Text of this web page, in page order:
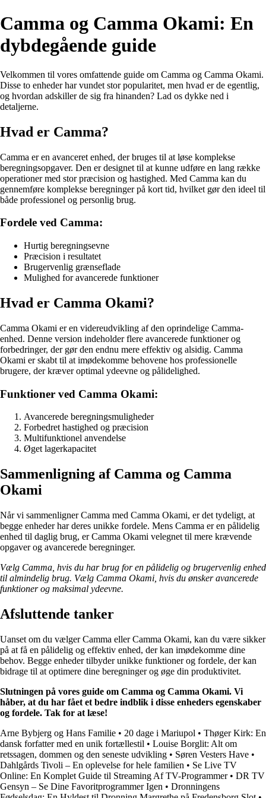
Camma og Camma Okami: En
dybdegående guide
Velkommen til vores omfattende guide om Camma og Camma Okami.
Disse to enheder har vundet stor popularitet, men hvad er de egentlig,
og hvordan adskiller de sig fra hinanden? Lad os dykke ned i
detaljerne.
Hvad er Camma?
Camma er en avanceret enhed, der bruges til at løse komplekse
beregningsopgaver. Den er designet til at kunne udføre en lang række
operationer med stor præcision og hastighed. Med Camma kan du
gennemføre komplekse beregninger på kort tid, hvilket gør den ideel til
både professionel og personlig brug.
Fordele ved Camma:
Hurtig beregningsevne
Præcision i resultatet
Brugervenlig grænseflade
Mulighed for avancerede funktioner
Hvad er Camma Okami?
Camma Okami er en videreudvikling af den oprindelige Camma-
enhed. Denne version indeholder flere avancerede funktioner og
forbedringer, der gør den endnu mere effektiv og alsidig. Camma
Okami er skabt til at imødekomme behovene hos professionelle
brugere, der kræver optimal ydeevne og pålidelighed.
Funktioner ved Camma Okami:
Avancerede beregningsmuligheder
Forbedret hastighed og præcision
Multifunktionel anvendelse
Øget lagerkapacitet
Sammenligning af Camma og Camma
Okami
Når vi sammenligner Camma med Camma Okami, er det tydeligt, at
begge enheder har deres unikke fordele. Mens Camma er en pålidelig
enhed til daglig brug, er Camma Okami velegnet til mere krævende
opgaver og avancerede beregninger.
Vælg Camma, hvis du har brug for en pålidelig og brugervenlig enhed
til almindelig brug. Vælg Camma Okami, hvis du ønsker avancerede
funktioner og maksimal ydeevne.
Afsluttende tanker
Uanset om du vælger Camma eller Camma Okami, kan du være sikker
på at få en pålidelig og effektiv enhed, der kan imødekomme dine
behov. Begge enheder tilbyder unikke funktioner og fordele, der kan
bidrage til at optimere dine beregninger og øge din produktivitet.
Slutningen på vores guide om Camma og Camma Okami. Vi
håber, at du har fået et bedre indblik i disse enheders egenskaber
og fordele. Tak for at læse!
Arne Bybjerg og Hans Familie • 20 dage i Mariupol • Thøger Kirk: En
dansk forfatter med en unik fortællestil • Louise Borglit: Alt om
retssagen, dommen og den seneste udvikling • Søren Vesters Have •
Dahlgårds Tivoli – En oplevelse for hele familien • Se Live TV
Online: En Komplet Guide til Streaming Af TV-Programmer• DR TV
Gensyn – Se Dine Favoritprogrammer Igen • Dronningens